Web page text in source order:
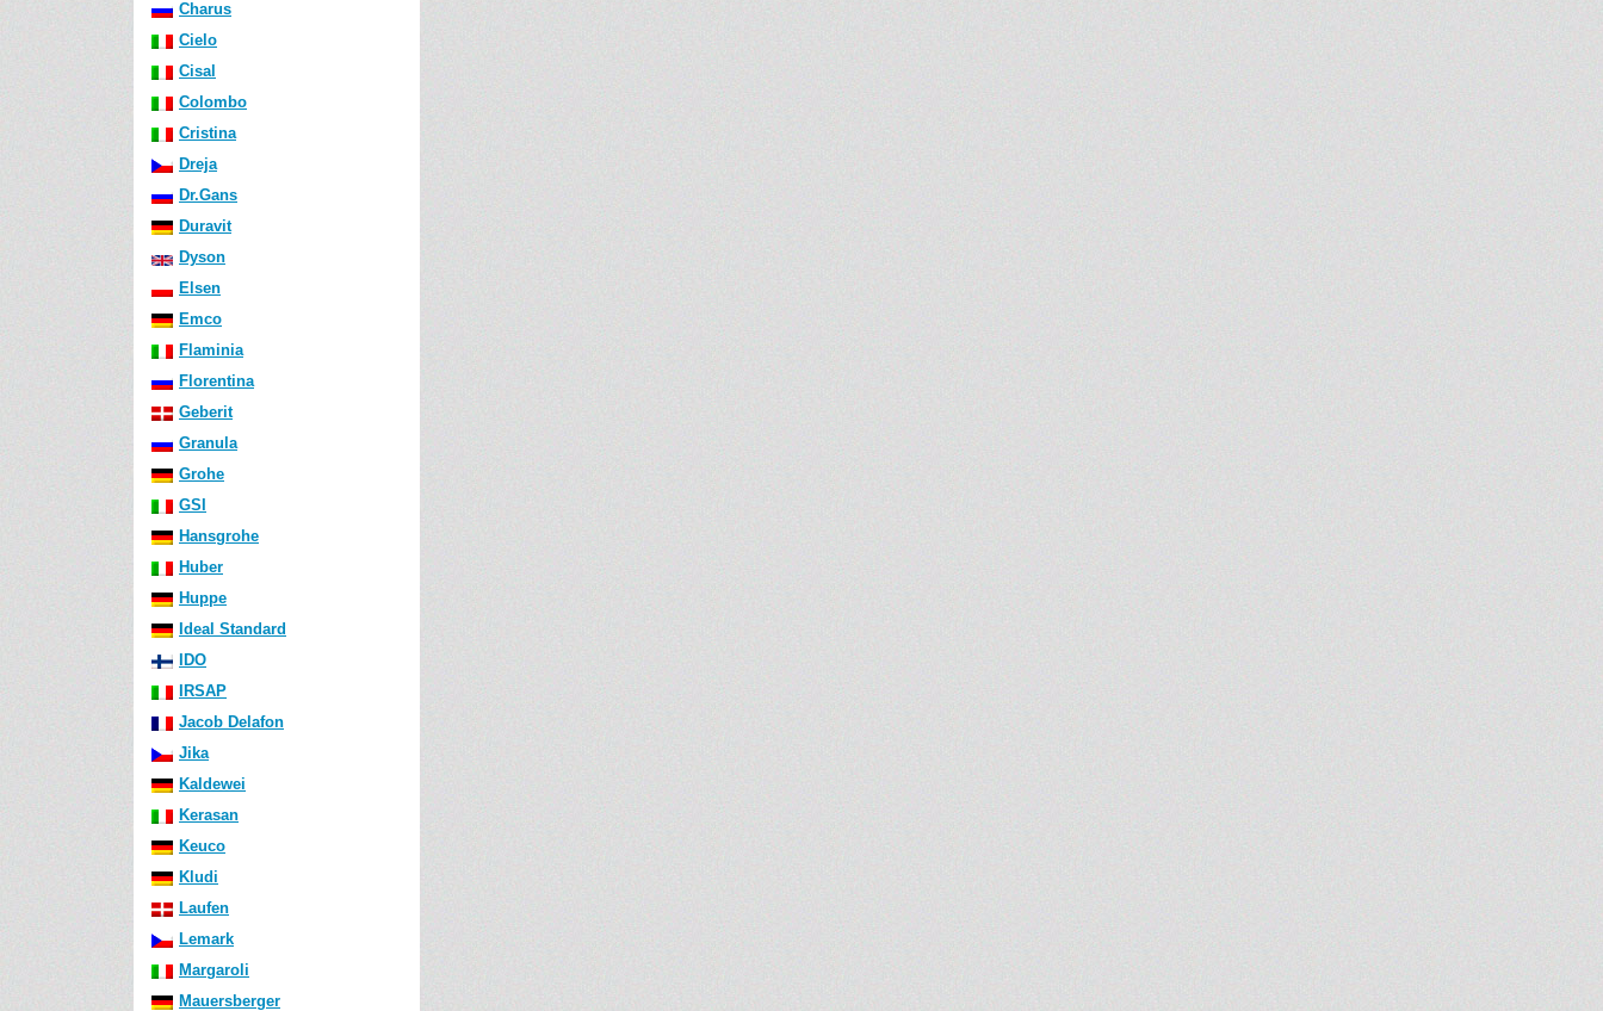
Charus
Cielo
Cisal
Colombo
Cristina
Dreja
Dr.Gans
Duravit
Dyson
Elsen
Emco
Flaminia
Florentina
Geberit
Granula
Grohe
GSI
Hansgrohe
Huber
Huppe
Ideal Standard
IDO
IRSAP
Jacob Delafon
Jika
Kaldewei
Kerasan
Keuco
Kludi
Laufen
Lemark
Margaroli
Mauersberger